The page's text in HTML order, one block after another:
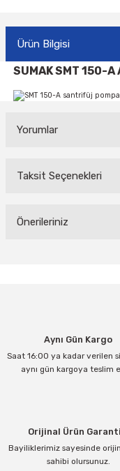
Ürün Bilgisi
SUMAK SMT 150-A
Yorumlar
Bu
Taksit Seçenekleri
Önerileriniz
Ürün açıklamasında
Ürün bilgilerinde
Aynı Gün Kargo
Saat 16:00 ya kadar verilen
aynı gün kargoya teslim
Orijinal Ürün
Bayiliklerimiz sayesinde
sahibi olursunuz.